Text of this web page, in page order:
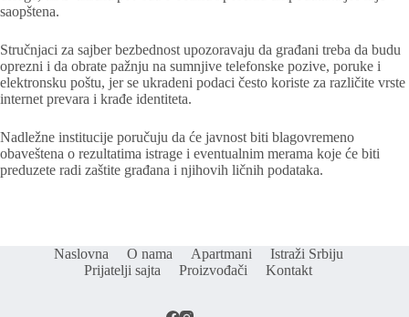
saopštena.
Stručnjaci za sajber bezbednost upozoravaju da građani treba da budu
oprezni i da obrate pažnju na sumnjive telefonske pozive, poruke i
elektronsku poštu, jer se ukradeni podaci često koriste za različite vrste
internet prevara i krađe identiteta.
Nadležne institucije poručuju da će javnost biti blagovremeno
obaveštena o rezultatima istrage i eventualnim merama koje će biti
preduzete radi zaštite građana i njihovih ličnih podataka.
Naslovna O nama Apartmani
Istraži Srbiju
Prijatelji sajta
Proizvođači Kontakt